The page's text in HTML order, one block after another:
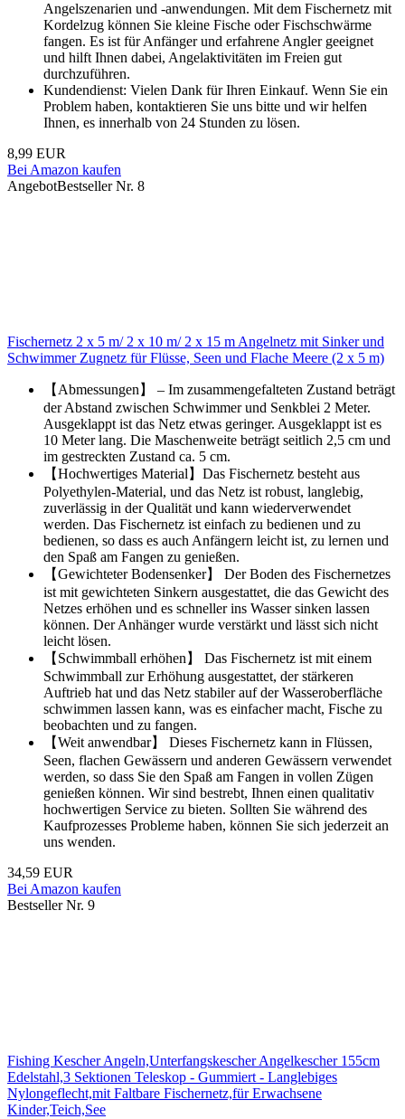
Angelszenarien und -anwendungen. Mit dem Fischernetz mit
Kordelzug können Sie kleine Fische oder Fischschwärme
fangen. Es ist für Anfänger und erfahrene Angler geeignet
und hilft Ihnen dabei, Angelaktivitäten im Freien gut
durchzuführen.
Kundendienst: Vielen Dank für Ihren Einkauf. Wenn Sie ein
Problem haben, kontaktieren Sie uns bitte und wir helfen
Ihnen, es innerhalb von 24 Stunden zu lösen.
8,99 EUR
Bei Amazon kaufen
AngebotBestseller Nr. 8
Fischernetz 2 x 5 m/ 2 x 10 m/ 2 x 15 m Angelnetz mit Sinker und
Schwimmer Zugnetz für Flüsse, Seen und Flache Meere (2 x 5 m)
【Abmessungen】 – Im zusammengefalteten Zustand beträgt
der Abstand zwischen Schwimmer und Senkblei 2 Meter.
Ausgeklappt ist das Netz etwas geringer. Ausgeklappt ist es
10 Meter lang. Die Maschenweite beträgt seitlich 2,5 cm und
im gestreckten Zustand ca. 5 cm.
【Hochwertiges Material】Das Fischernetz besteht aus
Polyethylen-Material, und das Netz ist robust, langlebig,
zuverlässig in der Qualität und kann wiederverwendet
werden. Das Fischernetz ist einfach zu bedienen und zu
bedienen, so dass es auch Anfängern leicht ist, zu lernen und
den Spaß am Fangen zu genießen.
【Gewichteter Bodensenker】 Der Boden des Fischernetzes
ist mit gewichteten Sinkern ausgestattet, die das Gewicht des
Netzes erhöhen und es schneller ins Wasser sinken lassen
können. Der Anhänger wurde verstärkt und lässt sich nicht
leicht lösen.
【Schwimmball erhöhen】 Das Fischernetz ist mit einem
Schwimmball zur Erhöhung ausgestattet, der stärkeren
Auftrieb hat und das Netz stabiler auf der Wasseroberfläche
schwimmen lassen kann, was es einfacher macht, Fische zu
beobachten und zu fangen.
【Weit anwendbar】 Dieses Fischernetz kann in Flüssen,
Seen, flachen Gewässern und anderen Gewässern verwendet
werden, so dass Sie den Spaß am Fangen in vollen Zügen
genießen können. Wir sind bestrebt, Ihnen einen qualitativ
hochwertigen Service zu bieten. Sollten Sie während des
Kaufprozesses Probleme haben, können Sie sich jederzeit an
uns wenden.
34,59 EUR
Bei Amazon kaufen
Bestseller Nr. 9
Fishing Kescher Angeln,Unterfangskescher Angelkescher 155cm
Edelstahl,3 Sektionen Teleskop - Gummiert - Langlebiges
Nylongeflecht,mit Faltbare Fischernetz,für Erwachsene
Kinder,Teich,See